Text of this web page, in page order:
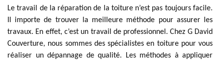
Le travail de la réparation de la toiture n’est pas toujours facile.
Il importe de trouver la meilleure méthode pour assurer les
travaux. En effet, c’est un travail de professionnel. Chez G David
Couverture, nous sommes des spécialistes en toiture pour vous
réaliser un dépannage de qualité. Les méthodes à appliquer